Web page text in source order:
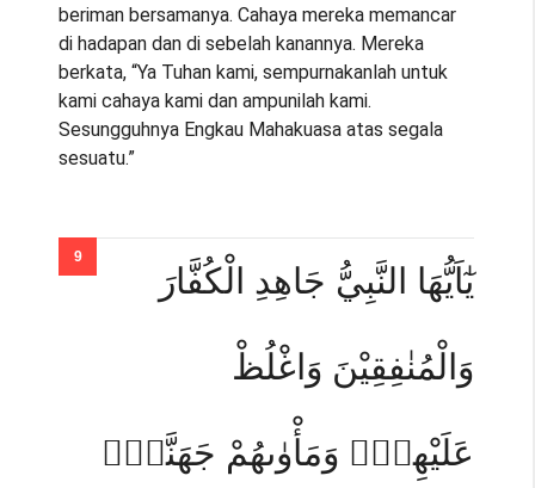
beriman bersamanya. Cahaya mereka memancar
di hadapan dan di sebelah kanannya. Mereka
berkata, “Ya Tuhan kami, sempurnakanlah untuk
kami cahaya kami dan ampunilah kami.
Sesungguhnya Engkau Mahakuasa atas segala
sesuatu.”
يٰٓاَيُّهَا النَّبِيُّ جَاهِدِ الْكُفَّارَ
وَالْمُنٰفِقِيْنَ وَاغْلُظْ
عَلَيْهِمْۗ وَمَأْوٰىهُمْ جَهَنَّمُۗ